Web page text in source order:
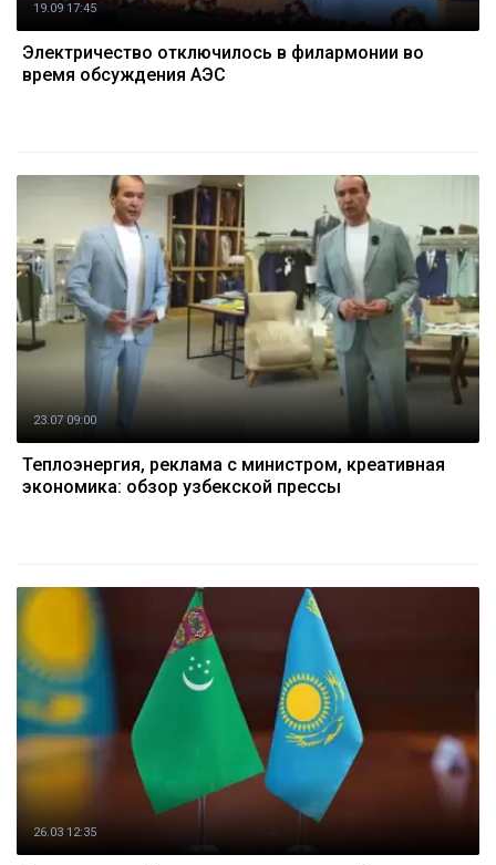
19.09 17:45
Электричество отключилось в филармонии во
время обсуждения АЭС
23.07 09:00
Теплоэнергия, реклама с министром, креативная
экономика: обзор узбекской прессы
26.03 12:35